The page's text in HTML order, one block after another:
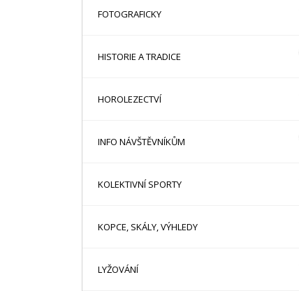
FOTOGRAFICKY
HISTORIE A TRADICE
HOROLEZECTVÍ
INFO NÁVŠTĚVNÍKŮM
KOLEKTIVNÍ SPORTY
KOPCE, SKÁLY, VÝHLEDY
LYŽOVÁNÍ